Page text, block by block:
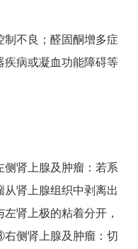
不良；醛固酮增多症
病或凝血功能障碍等
肾上腺及肿瘤：若系
肾上腺组织中剥离出
肾上极的粘着分开，
侧肾上腺及肿瘤：切